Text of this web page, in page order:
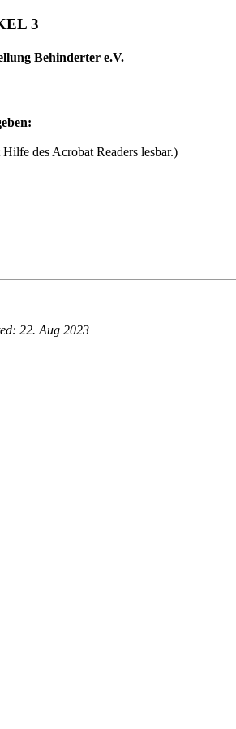
3
Behinderter e.V.
des Acrobat Readers lesbar.)
22. Aug 2023